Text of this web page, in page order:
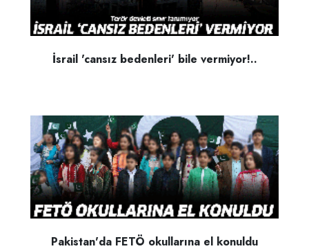
İsrail 'cansız bedenleri' bile vermiyor!..
Pakistan'da FETÖ okullarına el konuldu